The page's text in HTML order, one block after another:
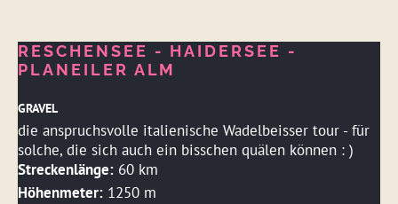
RESCHENSEE - HAIDERSEE -
PLANEILER ALM
GRAVEL
die anspruchsvolle italienische Wadelbeisser tour - für
solche, die sich auch ein bisschen quälen können : )
Streckenlänge: 60 km
Höhenmeter: 1250 m